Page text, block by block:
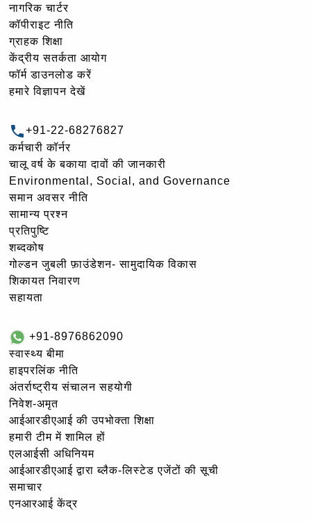
नागरिक चार्टर
कॉपीराइट नीति
ग्राहक शिक्षा
केंद्रीय सतर्कता आयोग
फॉर्म डाउनलोड करें
हमारे विज्ञापन देखें
+91-22-68276827
कर्मचारी कॉर्नर
चालू वर्ष के बकाया दावों की जानकारी
Environmental, Social, and Governance
समान अवसर नीति
सामान्य प्रश्न
प्रतिपुष्टि
शब्दकोष
गोल्‍डन जुबली फ़ाउंडेशन- सामुदायिक विकास
शिकायत निवारण
सहायता
+91-8976862090
स्वास्थ्य बीमा
हाइपरलिंक नीति
अंतर्राष्ट्रीय संचालन सहयोगी
निवेश-अमृत
आईआरडीएआई की उपभोक्ता शिक्षा
हमारी टीम में शामिल हों
एलआईसी अधिनियम
आईआरडीएआई द्वारा ब्लैक-लिस्टेड एजेंटों की सूची
समाचार
एनआरआई केंद्र